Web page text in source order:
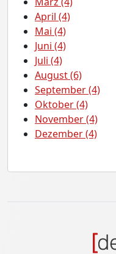
April (4)
Mai (4)
Juni (4)
Juli (4)
August (6)
September (4)
Oktober (4)
November (4)
Dezember (4)